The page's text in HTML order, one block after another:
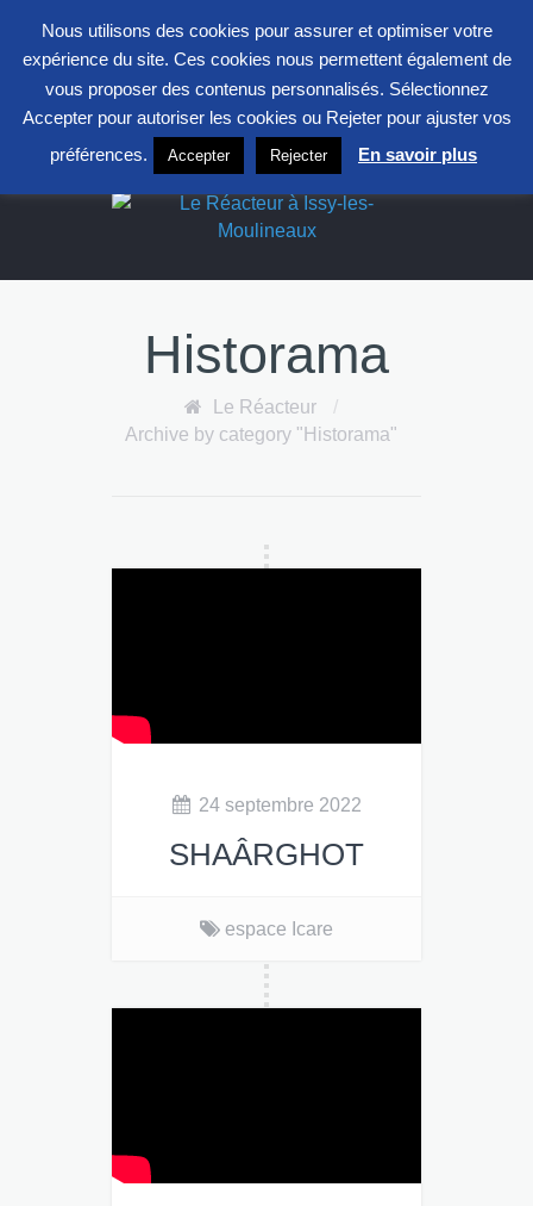
entrepont@clavim.asso.fr 01 41 23 83 83
Le Réacteur
Historama
Le Réacteur
/
Archive by category "Historama"
24 septembre 2022
SHAÂRGHOT
SHAÂRGHOT
espace Icare
Nous utilisons des cookies pour assurer et optimiser votre
expérience du site. Ces cookies nous permettent également de
vous proposer des contenus personnalisés. Sélectionnez
Accepter pour autoriser les cookies ou Rejeter pour ajuster vos
préférences.
Accepter Rejecter En savoir plus